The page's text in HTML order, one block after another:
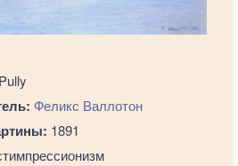
Феликс Валлотон
1891